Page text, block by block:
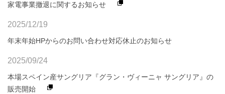
家電事業撤退に関するお知らせ
2025/12/19
年末年始HPからのお問い合わせ対応休止のお知らせ
2025/09/24
本場スペイン産サングリア『グラン・ヴィーニャ サングリア』の
販売開始